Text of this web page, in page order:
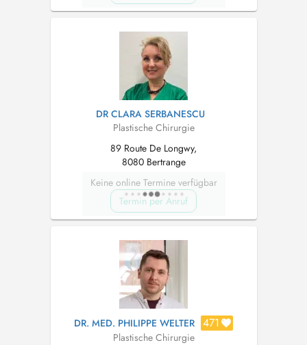
DR CLARA SERBANESCU
Plastische Chirurgie
89 Route De Longwy,
8080 Bertrange
Keine online Termine verfügbar
Termin per Anruf
DR. MED. PHILIPPE WELTER 471
Plastische Chirurgie